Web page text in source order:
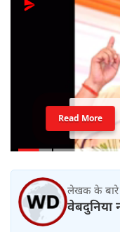
Read More
लेखक के
वेबदुनिया